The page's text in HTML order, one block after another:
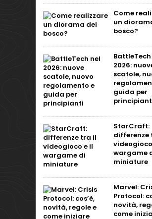
Come
un
bosco?
BattleTech
2026:
scatole,
guida per
StarCraft:
differenze
wargame
miniature
Marvel:
Protocol:
novità,
come